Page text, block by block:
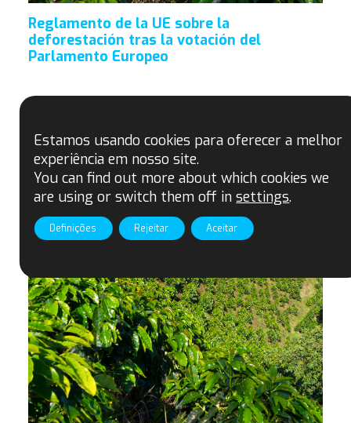
Reglamento de la UE sobre la
deforestación tras la votación del
Parlamento Europeo
Estamos usando cookies para oferecer a melhor
experiência em nosso site.
You can find out more about which cookies we
are using or switch them off insettings.
Aceitar
Rejeitar
Definições